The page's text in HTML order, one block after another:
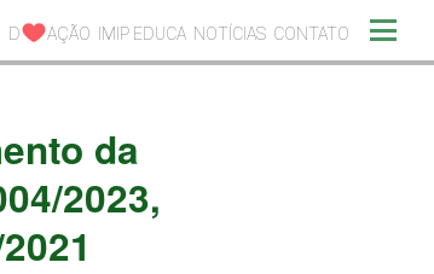
D AÇÃO IMIP EDUCA NOTÍCIAS CONTATO
da
2023,